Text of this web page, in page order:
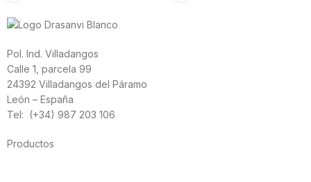
Pol. Ind. Villadangos
Calle 1, parcela 99
24392 Villadangos del Páramo
León – España
Tel: (+34) 987 203 106
Productos